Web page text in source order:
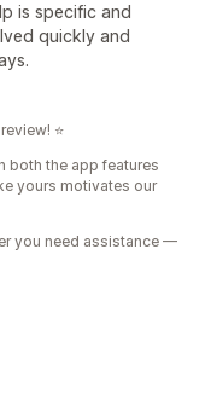
is specific and
quickly and
⭐
both the app features
yours motivates our
you need assistance —